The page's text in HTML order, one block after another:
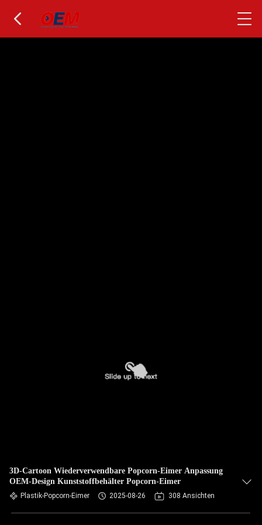
3D-Cartoon Wiederverwendbare Popcorn-Eimer Anpassung
OEM-Design Kunststoffbehälter Popcorn-Eimer
Plastik-Popcorn-Eimer 2025-08-26 308 Ansichten